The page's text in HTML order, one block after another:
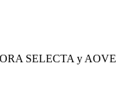
SELECTA y AOVE